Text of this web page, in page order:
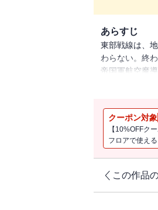
あらすじ
東部戦線は、
わらない。終
帝国軍航空魔
目躍如たるか
クーポン対象
【10%OFFク
フロアで使える
この作品